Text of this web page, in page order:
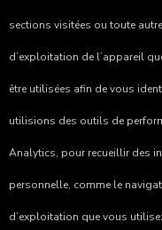
sections visitées ou toute
d’exploitation de l’appareil
être utilisées afin de vous
utilisions des outils de
Analytics, pour recueillir des
personnelle, comme le
d’exploitation que vous